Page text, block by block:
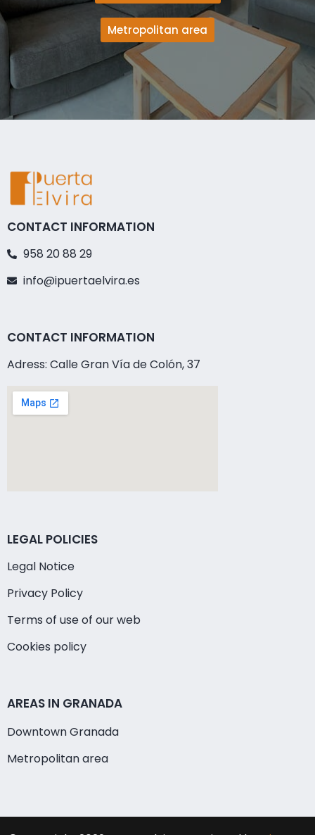
Metropolitan area
CONTACT INFORMATION
958 20 88 29
info@ipuertaelvira.es
CONTACT INFORMATION
Adress: Calle Gran Vía de Colón, 37
LEGAL POLICIES
Legal Notice
Privacy Policy
Terms of use of our web
Cookies policy
AREAS IN GRANADA
Downtown Granada
Metropolitan area